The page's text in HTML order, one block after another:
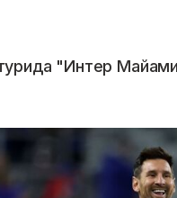
"Интер